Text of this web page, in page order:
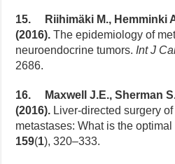
15. Riihimäki M., Hemminki
(2016).The epidemiology of
neuroendocrine tumors.Int J
2686.
16. Maxwell J.E., Sherman
(2016). Liver-directed surgery
metastases: What is the
159(1), 320–333.